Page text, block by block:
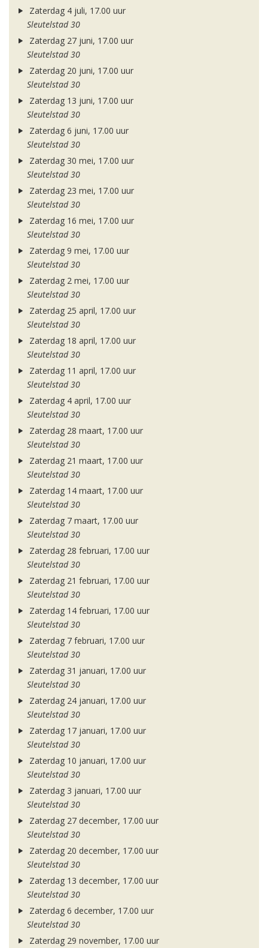
Zaterdag 4 juli, 17.00 uur
Sleutelstad 30
Zaterdag 27 juni, 17.00 uur
Sleutelstad 30
Zaterdag 20 juni, 17.00 uur
Sleutelstad 30
Zaterdag 13 juni, 17.00 uur
Sleutelstad 30
Zaterdag 6 juni, 17.00 uur
Sleutelstad 30
Zaterdag 30 mei, 17.00 uur
Sleutelstad 30
Zaterdag 23 mei, 17.00 uur
Sleutelstad 30
Zaterdag 16 mei, 17.00 uur
Sleutelstad 30
Zaterdag 9 mei, 17.00 uur
Sleutelstad 30
Zaterdag 2 mei, 17.00 uur
Sleutelstad 30
Zaterdag 25 april, 17.00 uur
Sleutelstad 30
Zaterdag 18 april, 17.00 uur
Sleutelstad 30
Zaterdag 11 april, 17.00 uur
Sleutelstad 30
Zaterdag 4 april, 17.00 uur
Sleutelstad 30
Zaterdag 28 maart, 17.00 uur
Sleutelstad 30
Zaterdag 21 maart, 17.00 uur
Sleutelstad 30
Zaterdag 14 maart, 17.00 uur
Sleutelstad 30
Zaterdag 7 maart, 17.00 uur
Sleutelstad 30
Zaterdag 28 februari, 17.00 uur
Sleutelstad 30
Zaterdag 21 februari, 17.00 uur
Sleutelstad 30
Zaterdag 14 februari, 17.00 uur
Sleutelstad 30
Zaterdag 7 februari, 17.00 uur
Sleutelstad 30
Zaterdag 31 januari, 17.00 uur
Sleutelstad 30
Zaterdag 24 januari, 17.00 uur
Sleutelstad 30
Zaterdag 17 januari, 17.00 uur
Sleutelstad 30
Zaterdag 10 januari, 17.00 uur
Sleutelstad 30
Zaterdag 3 januari, 17.00 uur
Sleutelstad 30
Zaterdag 27 december, 17.00 uur
Sleutelstad 30
Zaterdag 20 december, 17.00 uur
Sleutelstad 30
Zaterdag 13 december, 17.00 uur
Sleutelstad 30
Zaterdag 6 december, 17.00 uur
Sleutelstad 30
Zaterdag 29 november, 17.00 uur